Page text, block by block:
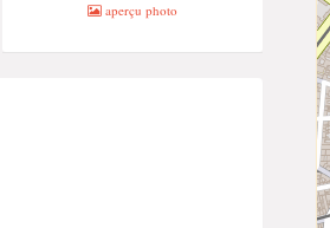
aperçu photo